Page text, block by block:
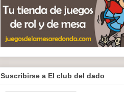
Suscribirse a El club del dado